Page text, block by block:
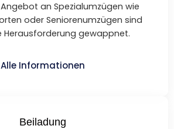
an Spezialumzügen wie
oder Seniorenumzügen sind
Herausforderung gewappnet.
Alle Informationen
Beiladung